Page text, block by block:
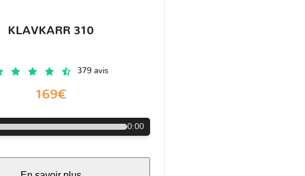
KLAVKARR 310
379 avis
169€
0:00